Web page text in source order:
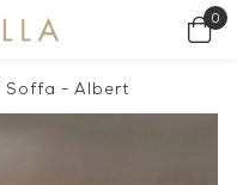
0
Soffa - Albert